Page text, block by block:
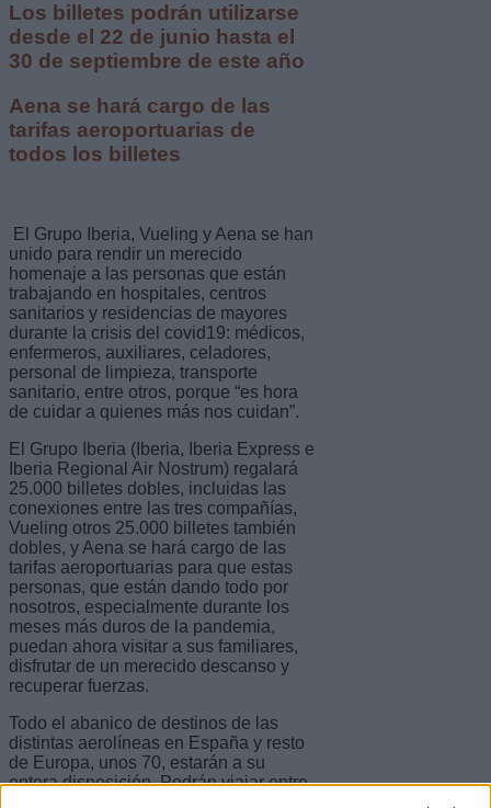
Los billetes podrán utilizarse
desde el 22 de junio hasta el
30 de septiembre de este año
Aena se hará cargo de las
tarifas aeroportuarias de
todos los billetes
El Grupo Iberia, Vueling y Aena se han
unido para rendir un merecido
homenaje a las personas que están
trabajando en hospitales, centros
sanitarios y residencias de mayores
durante la crisis del covid19: médicos,
enfermeros, auxiliares, celadores,
personal de limpieza, transporte
sanitario, entre otros, porque “es hora
de cuidar a quienes más nos cuidan”.
El Grupo Iberia (Iberia, Iberia Express e
Iberia Regional Air Nostrum) regalará
25.000 billetes dobles, incluidas las
conexiones entre las tres compañías,
Vueling otros 25.000 billetes también
dobles, y Aena se hará cargo de las
tarifas aeroportuarias para que estas
personas, que están dando todo por
nosotros, especialmente durante los
meses más duros de la pandemia,
puedan ahora visitar a sus familiares,
disfrutar de un merecido descanso y
recuperar fuerzas.
Todo el abanico de destinos de las
distintas aerolíneas en España y resto
de Europa, unos 70, estarán a su
entera disposición. Podrán viajar entre